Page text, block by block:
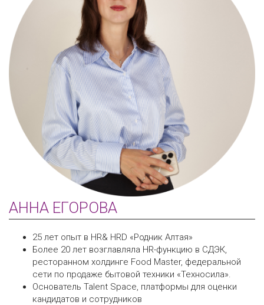
АННА ЕГОРОВА
25 лет опыт в HR& HRD «Родник Алтая»
Более 20 лет возглавляла HR-функцию в СДЭК,
ресторанном холдинге Food Master, федеральной
сети по продаже бытовой техники «Техносила».
Основатель Talent Space, платформы для оценки
кандидатов и сотрудников